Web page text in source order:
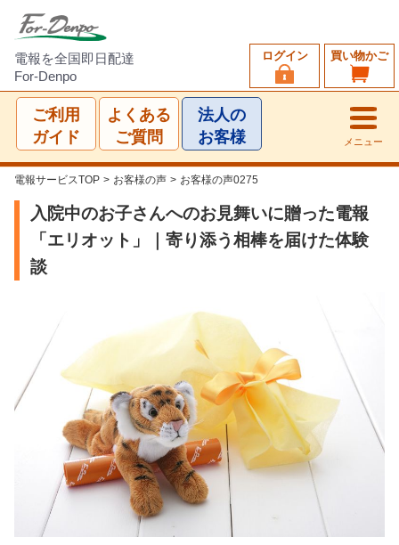
電報を全国即日配達
For-Denpo
買い物かご
ログイン
ご利用
ガイド
よくある
ご質問
法人の
お客様
メニュー
電報サービスTOP > お客様の声 > お客様の声0275
入院中のお子さんへのお見舞いに贈った電報
「エリオット」｜寄り添う相棒を届けた体験
談